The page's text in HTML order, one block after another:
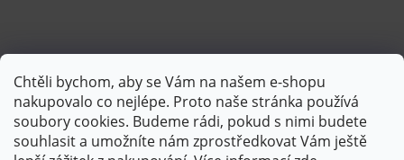
Chtěli bychom, aby se Vám na našem e-shopu
nakupovalo co nejlépe. Proto naše stránka používá
soubory cookies. Budeme rádi, pokud s nimi budete
souhlasit a umožníte nám zprostředkovat Vám ještě
Sledovat na Instagramu